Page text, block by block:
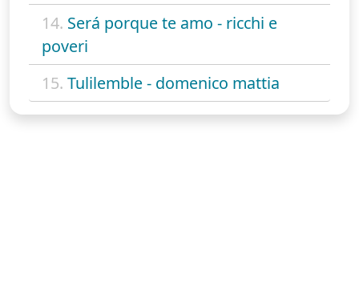
14. Será porque te amo - ricchi e
poveri
15. Tulilemble - domenico mattia